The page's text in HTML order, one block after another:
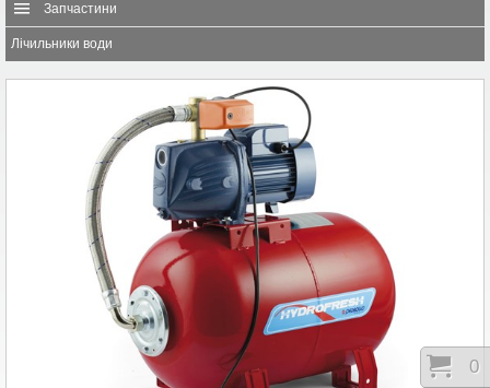
Запчастини
Лічильники води
0